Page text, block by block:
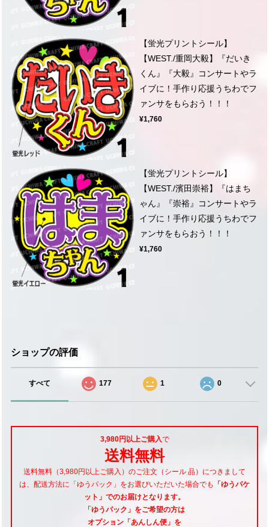
【蛍光プリントシール】
【WEST./重岡大毅】『だいき
くん』『大毅』コンサートやラ
イブに！手作り応援うちわでフ
ァンサをもらおう！！！
¥1,760
【蛍光プリントシール】
【WEST./濱田崇裕】『はまち
ゃん』『崇裕』コンサートやラ
イブに！手作り応援うちわでフ
ァンサをもらおう！！！
¥1,760
ショップの評価
すべて 177 1 0
3,980円以上ご購入で
送料無料
送料無料（3,980円以上ご購入）のご注文（シール 品）につきまして
は、配送方法に「ゆうパック」をお選びいただいた場合でも
「ゆうパケ
ット」でのお届けとなります。
「ゆうパック」をご希望の方は
オプション「あんしん便」 を